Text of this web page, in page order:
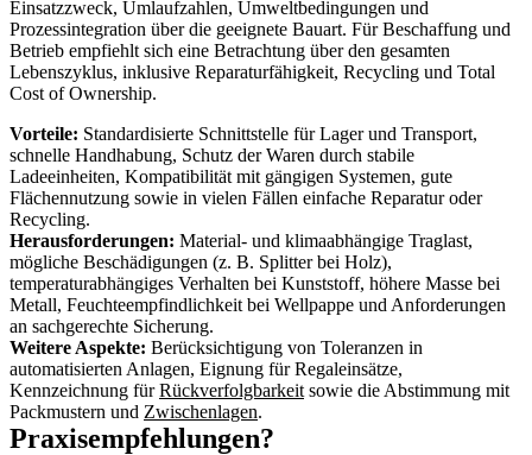
Einsatzzweck, Umlaufzahlen, Umweltbedingungen und
Prozessintegration über die geeignete Bauart. Für Beschaffung und
Betrieb empfiehlt sich eine Betrachtung über den gesamten
Lebenszyklus, inklusive Reparaturfähigkeit, Recycling und Total
Cost of Ownership.
Vorteile: Standardisierte Schnittstelle für Lager und Transport,
schnelle Handhabung, Schutz der Waren durch stabile
Ladeeinheiten, Kompatibilität mit gängigen Systemen, gute
Flächennutzung sowie in vielen Fällen einfache Reparatur oder
Recycling.
Herausforderungen: Material- und klimaabhängige Traglast,
mögliche Beschädigungen (z. B. Splitter bei Holz),
temperaturabhängiges Verhalten bei Kunststoff, höhere Masse bei
Metall, Feuchteempfindlichkeit bei Wellpappe und Anforderungen
an sachgerechte Sicherung.
Weitere Aspekte: Berücksichtigung von Toleranzen in
automatisierten Anlagen, Eignung für Regaleinsätze,
Kennzeichnung fürRückverfolgbarkeit sowie die Abstimmung mit
Packmustern und Zwischenlagen.
Praxisempfehlungen?